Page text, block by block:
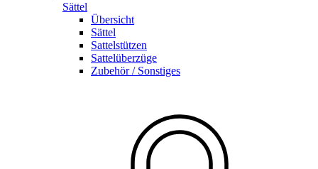
Sättel
Übersicht
Sättel
Sattelstützen
Sattelüberzüge
Zubehör / Sonstiges